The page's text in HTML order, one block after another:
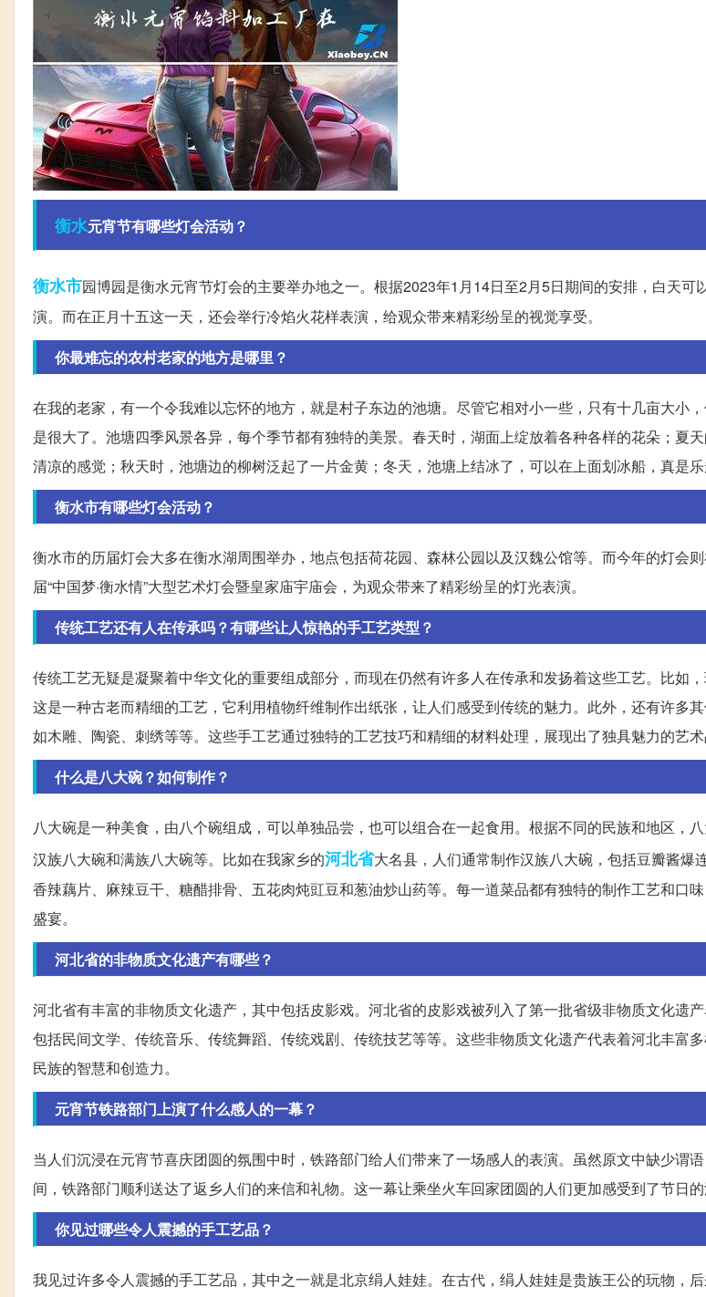
衡水元宵节有哪些灯会活动？
衡水市园博园是衡水元宵节灯会的主要举办地之一。根据2023年1月14日至2月5日期间的安排，白天可
演。而在正月十五这一天，还会举行冷焰火花样表演，给观众带来精彩纷呈的视觉享受。
你最难忘的农村老家的地方是哪里？
在我的老家，有一个令我难以忘怀的地方，就是村子东边的池塘。尽管它相对小一些，只有十几亩大小
是很大了。池塘四季风景各异，每个季节都有独特的美景。春天时，湖面上绽放着各种各样的花朵；夏
清凉的感觉；秋天时，池塘边的柳树泛起了一片金黄；冬天，池塘上结冰了，可以在上面划冰船，真是乐
衡水市有哪些灯会活动？
衡水市的历届灯会大多在衡水湖周围举办，地点包括荷花园、森林公园以及汉魏公馆等。而今年的灯会
届“中国梦·衡水情”大型艺术灯会暨皇家庙宇庙会，为观众带来了精彩纷呈的灯光表演。
传统工艺还有人在传承吗？有哪些让人惊艳的手工艺类型？
传统工艺无疑是凝聚着中华文化的重要组成部分，而现在仍然有许多人在传承和发扬着这些工艺。比如
这是一种古老而精细的工艺，它利用植物纤维制作出纸张，让人们感受到传统的魅力。此外，还有许多
如木雕、陶瓷、刺绣等等。这些手工艺通过独特的工艺技巧和精细的材料处理，展现出了独具魅力的艺术
什么是八大碗？如何制作？
八大碗是一种美食，由八个碗组成，可以单独品尝，也可以组合在一起食用。根据不同的民族和地区，八
汉族八大碗和满族八大碗等。比如在我家乡的河北省大名县，人们通常制作汉族八大碗，包括豆瓣酱爆
香辣藕片、麻辣豆干、糖醋排骨、五花肉炖豇豆和葱油炒山药等。每一道菜品都有独特的制作工艺和口
盛宴。
河北省的非物质文化遗产有哪些？
河北省有丰富的非物质文化遗产，其中包括皮影戏。河北省的皮影戏被列入了第一批省级非物质文化遗
包括民间文学、传统音乐、传统舞蹈、传统戏剧、传统技艺等等。这些非物质文化遗产代表着河北丰富
民族的智慧和创造力。
元宵节铁路部门上演了什么感人的一幕？
当人们沉浸在元宵节喜庆团圆的氛围中时，铁路部门给人们带来了一场感人的表演。虽然原文中缺少谓
间，铁路部门顺利送达了返乡人们的来信和礼物。这一幕让乘坐火车回家团圆的人们更加感受到了节日的
你见过哪些令人震撼的手工艺品？
我见过许多令人震撼的手工艺品，其中之一就是北京绢人娃娃。在古代，绢人娃娃是贵族王公的玩物，